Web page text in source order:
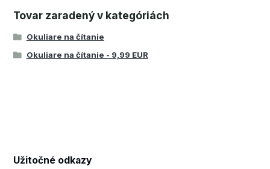
Tovar zaradený v kategóriách
Okuliare na čítanie
Okuliare na čítanie - 9,99 EUR
Užitočné odkazy